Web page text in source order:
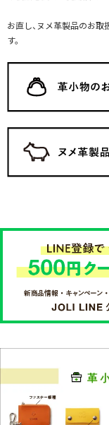
お直し、ヌメ革製品のお
す。